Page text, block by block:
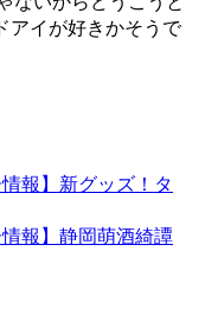
アイが好きかそうで
情報】新グッズ！タ
情報】静岡萌酒綺譚